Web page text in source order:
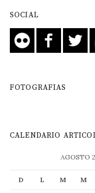
SOCIAL
FOTOGRAFIAS
CALENDARIO
AGOSTO
D L M M